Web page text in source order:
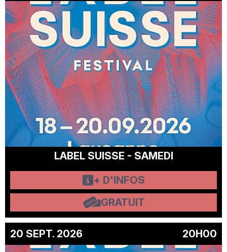
LABEL SUISSE - SAMEDI
+ D'INFOS
GRATUIT
20 SEPT. 2026 20H00